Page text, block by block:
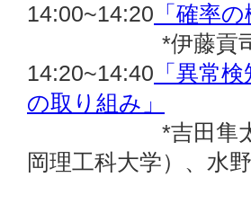
14:00~14:20 「確率
*伊藤貢司（
14:20~14:40 「異常
の取り組み」
*吉田隼太（静
岡理工科大学）、水